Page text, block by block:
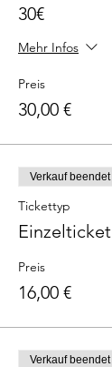
30€
Mehr Infos
Preis
30,00 €
Verkauf beendet
Tickettyp
Einzelticket
Preis
16,00 €
Verkauf beendet